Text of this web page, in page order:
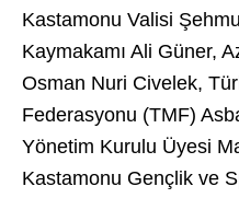
Kastamonu Valisi
Kaymakamı Ali Güner,
Osman Nuri Civelek,
Federasyonu (TMF)
Yönetim Kurulu Üyesi
Kastamonu Gençlik ve